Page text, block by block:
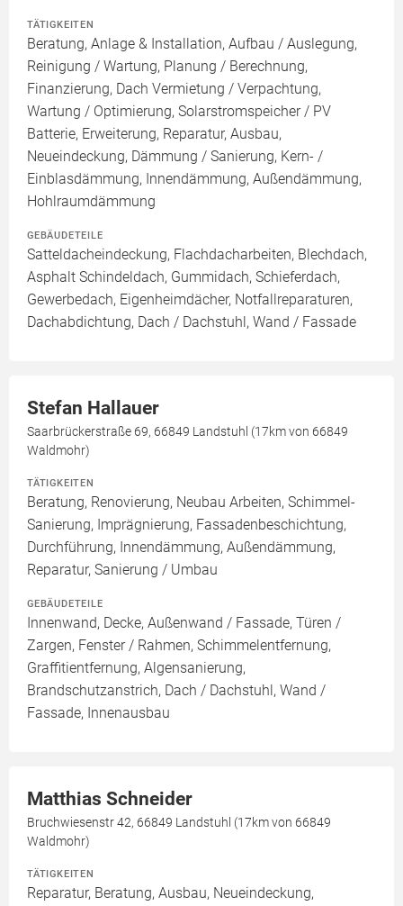
TÄTIGKEITEN
Beratung, Anlage & Installation, Aufbau / Auslegung,
Reinigung / Wartung, Planung / Berechnung,
Finanzierung, Dach Vermietung / Verpachtung,
Wartung / Optimierung, Solarstromspeicher / PV
Batterie, Erweiterung, Reparatur, Ausbau,
Neueindeckung, Dämmung / Sanierung, Kern- /
Einblasdämmung, Innendämmung, Außendämmung,
Hohlraumdämmung
GEBÄUDETEILE
Satteldacheindeckung, Flachdacharbeiten, Blechdach,
Asphalt Schindeldach, Gummidach, Schieferdach,
Gewerbedach, Eigenheimdächer, Notfallreparaturen,
Dachabdichtung, Dach / Dachstuhl, Wand / Fassade
Stefan Hallauer
Saarbrückerstraße 69, 66849 Landstuhl (17km von 66849
Waldmohr)
TÄTIGKEITEN
Beratung, Renovierung, Neubau Arbeiten, Schimmel-
Sanierung, Imprägnierung, Fassadenbeschichtung,
Durchführung, Innendämmung, Außendämmung,
Reparatur, Sanierung / Umbau
GEBÄUDETEILE
Innenwand, Decke, Außenwand / Fassade, Türen /
Zargen, Fenster / Rahmen, Schimmelentfernung,
Graffitientfernung, Algensanierung,
Brandschutzanstrich, Dach / Dachstuhl, Wand /
Fassade, Innenausbau
Matthias Schneider
Bruchwiesenstr 42, 66849 Landstuhl (17km von 66849
Waldmohr)
TÄTIGKEITEN
Reparatur, Beratung, Ausbau, Neueindeckung,